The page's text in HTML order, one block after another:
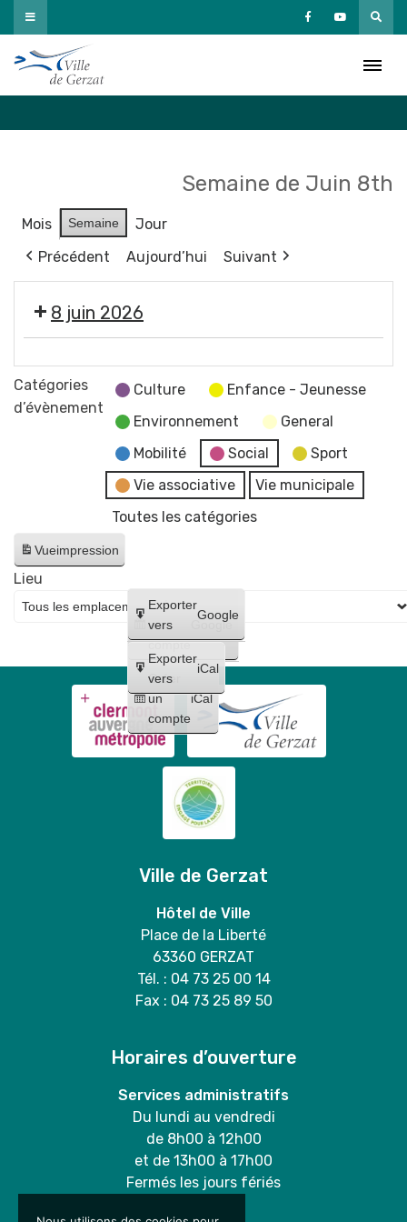
Passer
au
contenu
Semaine de Juin 8th
Mois Semaine
Jour
Précédent
Aujourd’hui Suivant
8 juin 2026
publique
du
Catégories
d’évènement
Culture
Enfance - Jeunesse
Environnement
General
Mobilité
Social
Sport
Vie associative
Vie municipale
Toutes les catégories
Vueimpression
Créer
un
compte
Google
Créer
un
compte
iCal
Exporter
vers
Google
Exporter
vers
iCal
Lieu
Ville de Gerzat
Hôtel de Ville
Place de la Liberté
63360 GERZAT
Tél. : 04 73 25 00 14
Fax : 04 73 25 89 50
Horaires d’ouverture
Services administratifs
Du lundi au vendredi
de 8h00 à 12h00
et de 13h00 à 17h00
Fermés les jours fériés